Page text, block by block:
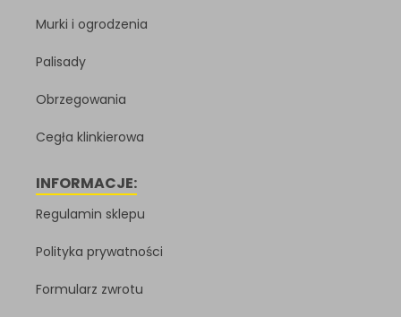
Murki i ogrodzenia
Palisady
Obrzegowania
Cegła klinkierowa
INFORMACJE:
Regulamin sklepu
Polityka prywatności
Formularz zwrotu